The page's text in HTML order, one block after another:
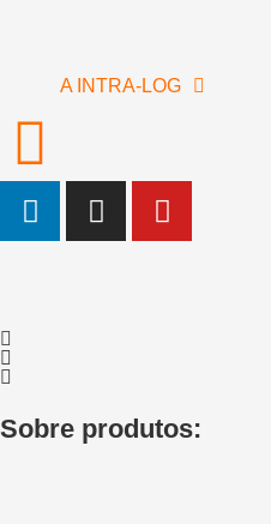
A INTRA-LOG
Sobre produtos: